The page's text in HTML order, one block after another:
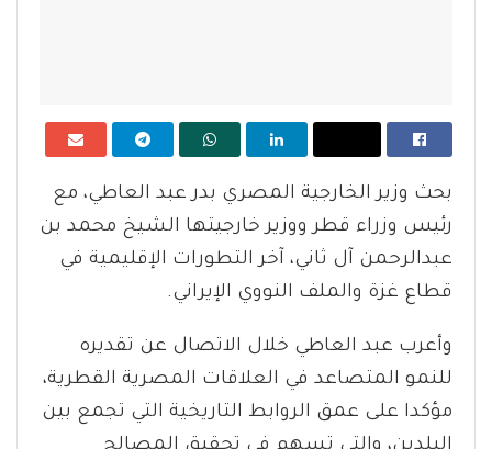
بحث وزير الخارجية المصري بدر عبد العاطي، مع
رئيس وزراء قطر ووزير خارجيتها الشيخ محمد بن
عبدالرحمن آل ثاني، آخر التطورات الإقليمية في
قطاع غزة والملف النووي الإيراني.
وأعرب عبد العاطي خلال الاتصال عن تقديره
للنمو المتصاعد في العلاقات المصرية القطرية،
مؤكدا على عمق الروابط التاريخية التي تجمع بين